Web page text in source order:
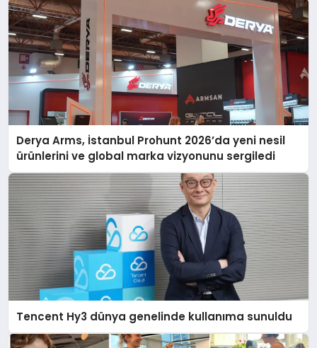
Derya Arms, İstanbul Prohunt 2026’da yeni nesil
ürünlerini ve global marka vizyonunu sergiledi
Tencent Hy3 dünya genelinde kullanıma sunuldu